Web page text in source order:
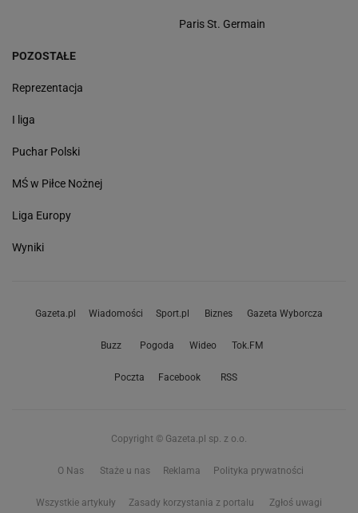
Paris St. Germain
POZOSTAŁE
Reprezentacja
I liga
Puchar Polski
MŚ w Piłce Nożnej
Liga Europy
Wyniki
Gazeta.pl Wiadomości Sport.pl Biznes Gazeta Wyborcza
Buzz Pogoda Wideo Tok.FM
Poczta Facebook RSS
Copyright © Gazeta.pl sp. z o.o.
O Nas Staże u nas Reklama Polityka prywatności
Wszystkie artykuły Zasady korzystania z portalu Zgłoś uwagi